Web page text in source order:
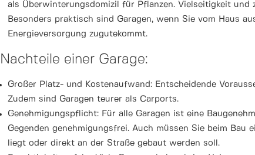
als Überwinterungsdomizil für Pflanzen. Vielseitigkeit und
Besonders praktisch sind Garagen, wenn Sie vom Haus
Energieversorgung zugutekommt.
Nachteile einer Garage:
Großer Platz- und Kostenaufwand: Entscheidende
Zudem sind Garagen teurer als Carports.
Genehmigungspflicht: Für alle Garagen ist eine
Gegenden genehmigungsfrei. Auch müssen Sie beim
liegt oder direkt an der Straße gebaut werden soll.